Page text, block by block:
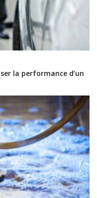
la performance d’un